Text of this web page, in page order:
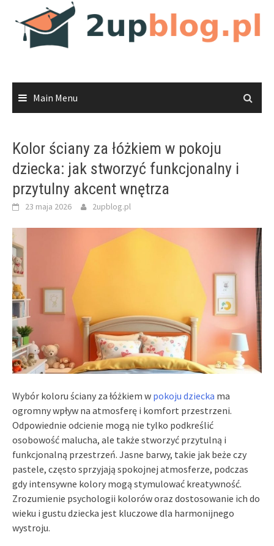
content
Main Menu
Kolor ściany za łóżkiem w pokoju
dziecka: jak stworzyć funkcjonalny i
przytulny akcent wnętrza
23 maja 2026 2upblog.pl
Wybór koloru ściany za łóżkiem w pokoju dziecka ma
ogromny wpływ na atmosferę i komfort przestrzeni.
Odpowiednie odcienie mogą nie tylko podkreślić
osobowość malucha, ale także stworzyć przytulną i
funkcjonalną przestrzeń. Jasne barwy, takie jak beże czy
pastele, często sprzyjają spokojnej atmosferze, podczas
gdy intensywne kolory mogą stymulować kreatywność.
Zrozumienie psychologii kolorów oraz dostosowanie ich do
wieku i gustu dziecka jest kluczowe dla harmonijnego
wystroju.